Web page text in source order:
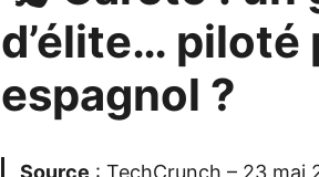
d’élite… piloté
espagnol ?